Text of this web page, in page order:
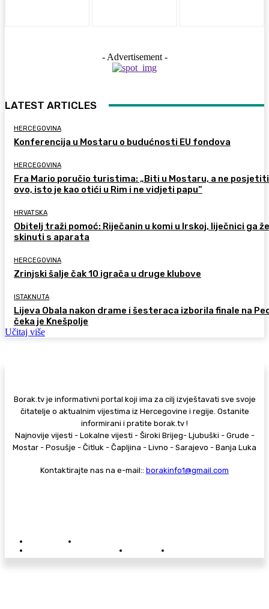
- Advertisement -
LATEST ARTICLES
HERCEGOVINA
Konferencija u Mostaru o budućnosti EU fondova
HERCEGOVINA
Fra Mario poručio turistima: „Biti u Mostaru, a ne posjetiti
ovo, isto je kao otići u Rim i ne vidjeti papu“
HRVATSKA
Obitelj traži pomoć: Riječanin u komi u Irskoj, liječnici ga
skinuti s aparata
HERCEGOVINA
Zrinjski šalje čak 10 igrača u druge klubove
ISTAKNUTA
Lijeva Obala nakon drame i šesteraca izborila finale na
čeka je Knešpolje
Učitaj više
Borak.tv je informativni portal koji ima za cilj izvještavati sve svoje
čitatelje o aktualnim vijestima iz Hercegovine i regije. Ostanite
informirani i pratite borak.tv !
Najnovije vijesti - Lokalne vijesti - Široki Brijeg- Ljubuški - Grude -
Mostar - Posušje - Čitluk - Čapljina - Livno - Sarajevo - Banja Luka
Kontaktirajte nas na e-mail:: borakinfo1@gmail.com